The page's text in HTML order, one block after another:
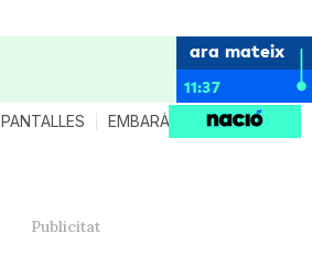
ara mateix
11:37
PANTALLES EMBARÀS CRIANÇA